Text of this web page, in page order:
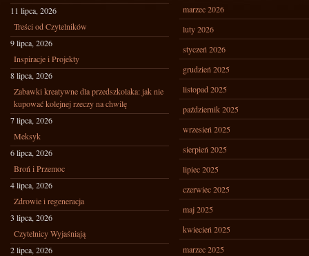
11 lipca, 2026
Treści od Czytelników
9 lipca, 2026
Inspiracje i Projekty
8 lipca, 2026
Zabawki kreatywne dla przedszkolaka: jak nie
kupować kolejnej rzeczy na chwilę
7 lipca, 2026
Meksyk
6 lipca, 2026
Broń i Przemoc
4 lipca, 2026
Zdrowie i regeneracja
3 lipca, 2026
Czytelnicy Wyjaśniają
2 lipca, 2026
marzec 2026
luty 2026
styczeń 2026
grudzień 2025
listopad 2025
październik 2025
wrzesień 2025
sierpień 2025
lipiec 2025
czerwiec 2025
maj 2025
kwiecień 2025
marzec 2025